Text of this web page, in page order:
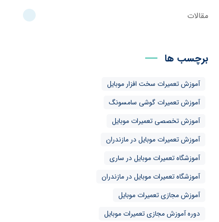
مقالات
برچسب ها
آموزش تعمیرات سخت افزار موبایل
آموزش تعمیرات گوشی سامسونگ
آموزش تخصصی تعمیرات موبایل
آموزش تعمیرات موبایل در مازندران
آموزشگاه تعمیرات موبایل در ساری
آموزشگاه تعمیرات موبایل در مازندران
آموزش مجازی تعمیرات موبایل
دوره آموزش مجازی تعمیرات موبایل